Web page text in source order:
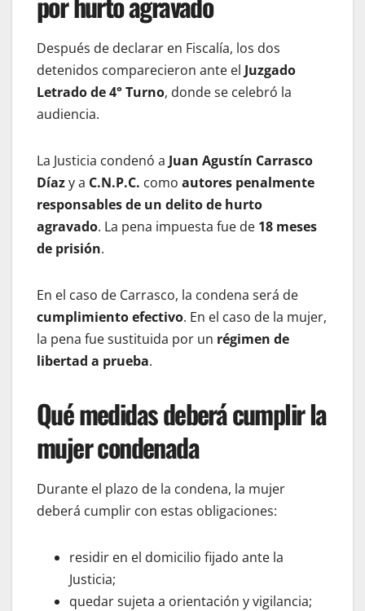
Después de declarar en Fiscalía, los dos
detenidos comparecieron ante el Juzgado
Letrado de 4° Turno, donde se celebró la
audiencia.
La Justicia condenó a Juan Agustín Carrasco
Díazy a C.N.P.C. como autores penalmente
responsables de un delito de hurto
agravado. La pena impuesta fue de 18 meses
de prisión.
En el caso de Carrasco, la condena será de
cumplimiento efectivo. En el caso de la mujer,
la pena fue sustituida por un régimen de
libertad a prueba.
Qué medidas deberá cumplir la
mujer condenada
Durante el plazo de la condena, la mujer
deberá cumplir con estas obligaciones:
residir en el domicilio fijado ante la
Justicia;
quedar sujeta a orientación y vigilancia;